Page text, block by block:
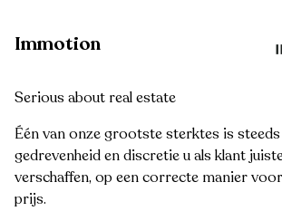
Immotion
Serious about real estate
Één van onze grootste sterktes is
gedrevenheid en discretie u als klant
verschaffen, op een correcte manier
prijs.